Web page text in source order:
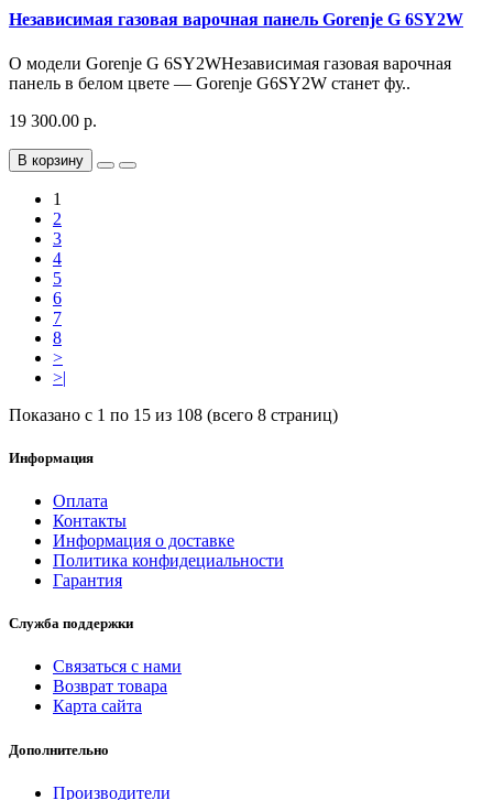
Независимая газовая варочная панель Gorenje G 6SY2W
О модели Gorenje G 6SY2WНезависимая газовая варочная
панель в белом цвете — Gorenje G6SY2W станет фу..
19 300.00 р.
В корзину
1
2
3
4
5
6
7
8
>
>|
Показано с 1 по 15 из 108 (всего 8 страниц)
Информация
Оплата
Контакты
Информация о доставке
Политика конфидециальности
Гарантия
Служба поддержки
Связаться с нами
Возврат товара
Карта сайта
Дополнительно
Производители